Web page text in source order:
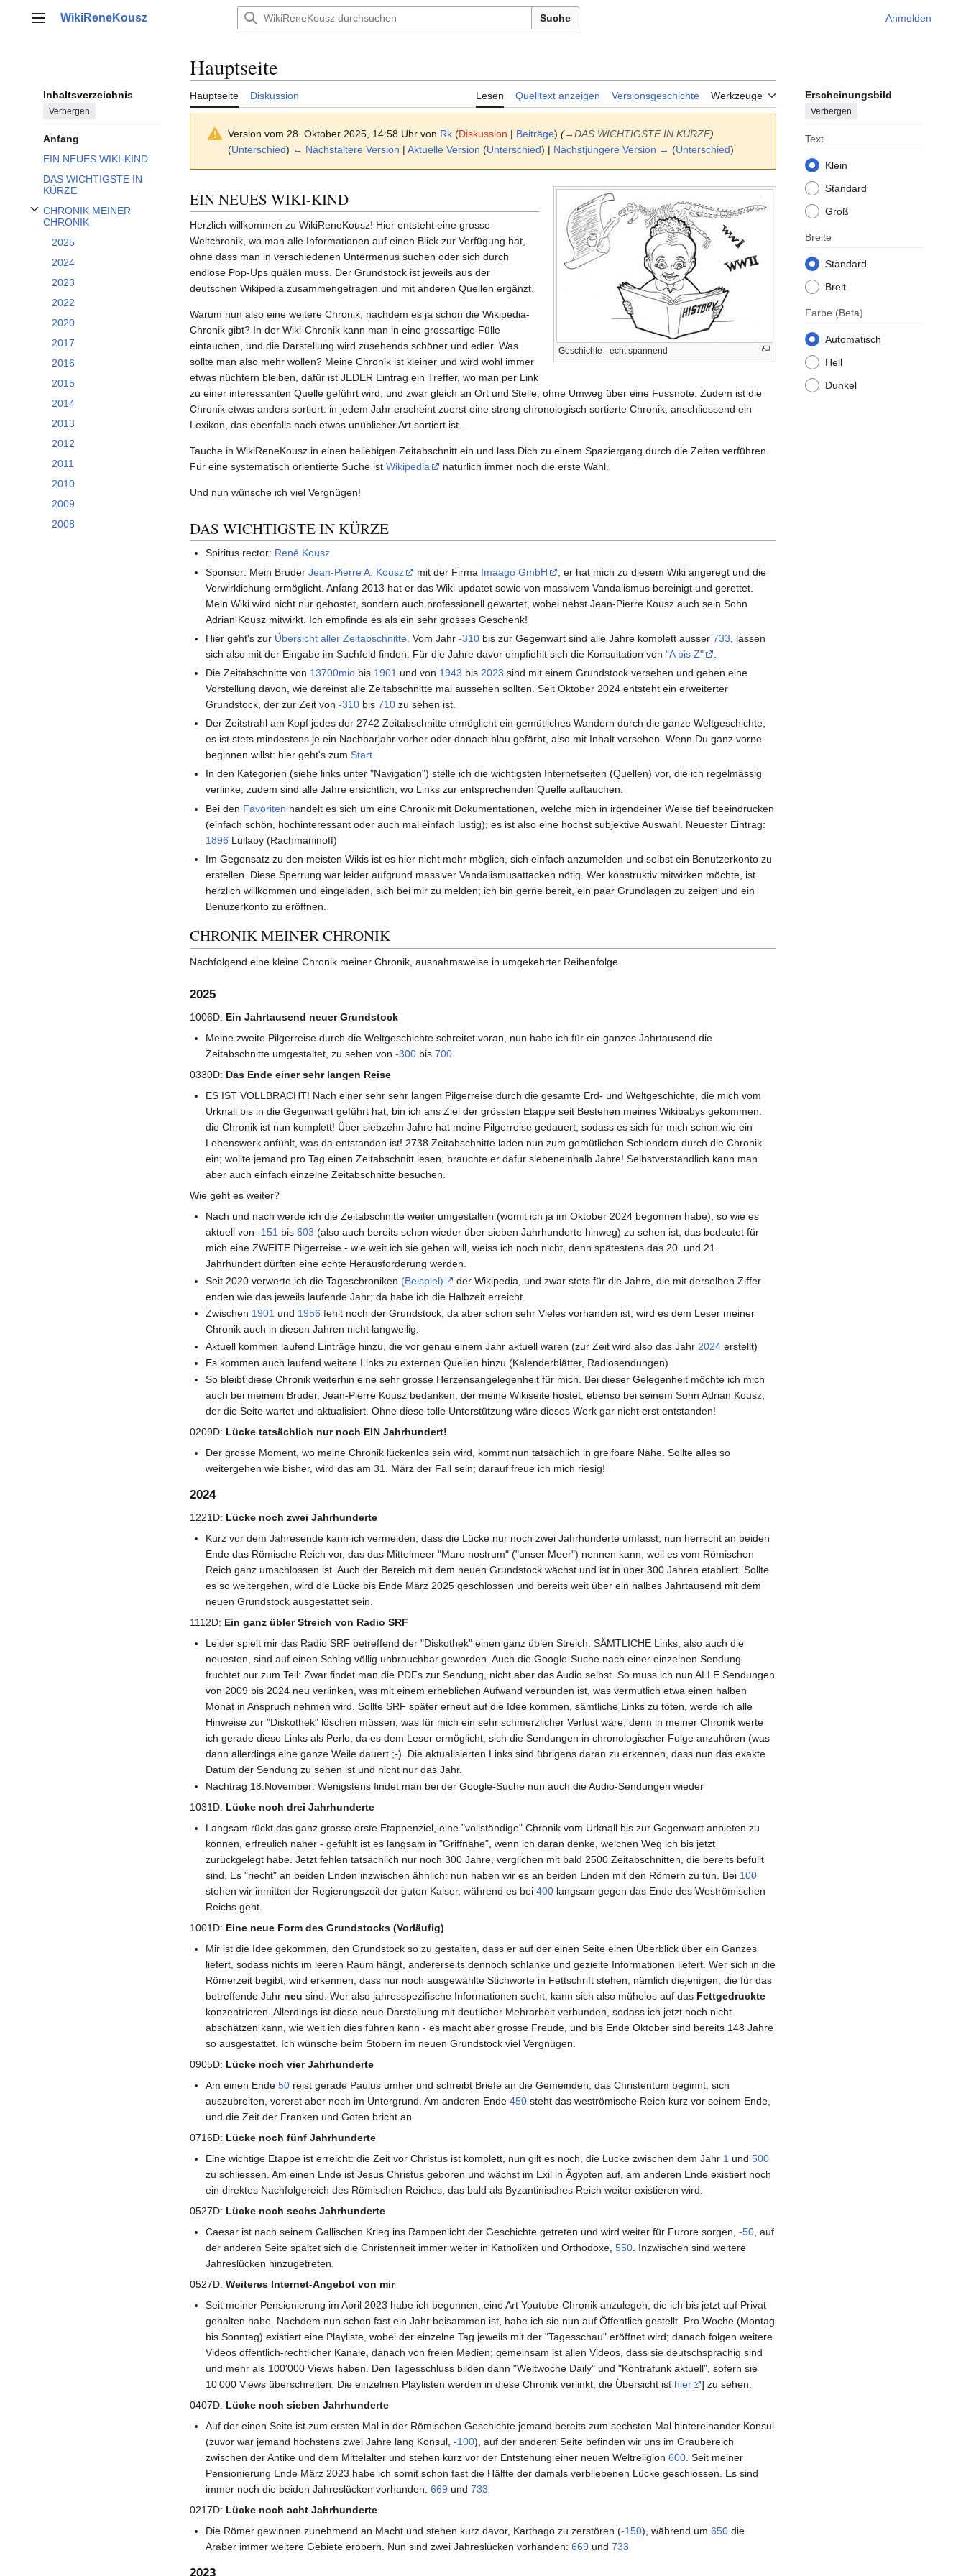
Hauptmenü
WikiReneKousz Suche Anmelden
Inhaltsverzeichnis
Verbergen
Anfang
EIN NEUES WIKI-KIND
DAS WICHTIGSTE IN
KÜRZE
CHRONIK MEINER
CHRONIK
Unterabschnitt CHRONIK MEINER CHRONIK umschalten
2025
2024
2023
2022
2020
2017
2016
2015
2014
2013
2012
2011
2010
2009
2008
Hauptseite
Hauptseite Diskussion Lesen Quelltext anzeigen Versionsgeschichte Werkzeuge Erscheinungsbild
Verbergen
Text
Klein
Standard
Groß
Breite
Standard
Breit
Farbe (Beta)
Automatisch
Hell
Dunkel
Version vom 28. Oktober 2025, 14:58 Uhr von Rk (Diskussion | Beiträge) (→DAS WICHTIGSTE IN KÜRZE)
(Unterschied) ← Nächstältere Version | Aktuelle Version (Unterschied) | Nächstjüngere Version → (Unterschied)
Geschichte - echt spannend
EIN NEUES WIKI-KIND
Herzlich willkommen zu WikiReneKousz! Hier entsteht eine grosse
Weltchronik, wo man alle Informationen auf einen Blick zur Verfügung hat,
ohne dass man in verschiedenen Untermenus suchen oder sich durch
endlose Pop-Ups quälen muss. Der Grundstock ist jeweils aus der
deutschen Wikipedia zusammengetragen und mit anderen Quellen ergänzt.
Warum nun also eine weitere Chronik, nachdem es ja schon die Wikipedia-
Chronik gibt? In der Wiki-Chronik kann man in eine grossartige Fülle
eintauchen, und die Darstellung wird zusehends schöner und edler. Was
sollte man also mehr wollen? Meine Chronik ist kleiner und wird wohl immer
etwas nüchtern bleiben, dafür ist JEDER Eintrag ein Treffer, wo man per Link
zu einer interessanten Quelle geführt wird, und zwar gleich an Ort und Stelle, ohne Umweg über eine Fussnote. Zudem ist die
Chronik etwas anders sortiert: in jedem Jahr erscheint zuerst eine streng chronologisch sortierte Chronik, anschliessend ein
Lexikon, das ebenfalls nach etwas unüblicher Art sortiert ist.
Tauche in WikiReneKousz in einen beliebigen Zeitabschnitt ein und lass Dich zu einem Spaziergang durch die Zeiten verführen.
Für eine systematisch orientierte Suche ist Wikipedia natürlich immer noch die erste Wahl.
Und nun wünsche ich viel Vergnügen!
DAS WICHTIGSTE IN KÜRZE
Spiritus rector: René Kousz
Sponsor: Mein BruderJean-Pierre A. Kousz mit der Firma Imaago GmbH
, er hat mich zu diesem Wiki angeregt und die
Verwirklichung ermöglicht. Anfang 2013 hat er das Wiki updatet sowie von massivem Vandalismus bereinigt und gerettet.
Mein Wiki wird nicht nur gehostet, sondern auch professionell gewartet, wobei nebst Jean-Pierre Kousz auch sein Sohn
Adrian Kousz mitwirkt. Ich empfinde es als ein sehr grosses Geschenk!
Hier geht's zur Übersicht aller Zeitabschnitte . Vom Jahr-310 bis zur Gegenwart sind alle Jahre komplett ausser733 , lassen
sich also mit der Eingabe im Suchfeld finden. Für die Jahre davor empfiehlt sich die Konsultation von"A bis Z"
Die Zeitabschnitte von 13700mio bis 1901 und von 1943 bis 2023 sind mit einem Grundstock versehen und geben eine
Vorstellung davon, wie dereinst alle Zeitabschnitte mal aussehen sollten. Seit Oktober 2024 entsteht ein erweiterter
Grundstock, der zur Zeit von-310 bis710 zu sehen ist.
Der Zeitstrahl am Kopf jedes der 2742 Zeitabschnitte ermöglicht ein gemütliches Wandern durch die ganze Weltgeschichte;
es ist stets mindestens je ein Nachbarjahr vorher oder danach blau gefärbt, also mit Inhalt versehen. Wenn Du ganz vorne
beginnen willst: hier geht's zumStart
In den Kategorien (siehe links unter "Navigation") stelle ich die wichtigsten Internetseiten (Quellen) vor, die ich regelmässig
verlinke, zudem sind alle Jahre ersichtlich, wo Links zur entsprechenden Quelle auftauchen.
Bei den Favoriten handelt es sich um eine Chronik mit Dokumentationen, welche mich in irgendeiner Weise tief beeindrucken
(einfach schön, hochinteressant oder auch mal einfach lustig); es ist also eine höchst subjektive Auswahl. Neuester Eintrag:
1896 Lullaby (Rachmaninoff)
Im Gegensatz zu den meisten Wikis ist es hier nicht mehr möglich, sich einfach anzumelden und selbst ein Benutzerkonto zu
erstellen. Diese Sperrung war leider aufgrund massiver Vandalismusattacken nötig. Wer konstruktiv mitwirken möchte, ist
herzlich willkommen und eingeladen, sich bei mir zu melden; ich bin gerne bereit, ein paar Grundlagen zu zeigen und ein
Benuzerkonto zu eröffnen.
CHRONIK MEINER CHRONIK
Nachfolgend eine kleine Chronik meiner Chronik, ausnahmsweise in umgekehrter Reihenfolge
2025
1006D: Ein Jahrtausend neuer Grundstock
Meine zweite Pilgerreise durch die Weltgeschichte schreitet voran, nun habe ich für ein ganzes Jahrtausend die
Zeitabschnitte umgestaltet, zu sehen von-300 bis700.
0330D: Das Ende einer sehr langen Reise
ES IST VOLLBRACHT! Nach einer sehr sehr langen Pilgerreise durch die gesamte Erd- und Weltgeschichte, die mich vom
Urknall bis in die Gegenwart geführt hat, bin ich ans Ziel der grössten Etappe seit Bestehen meines Wikibabys gekommen:
die Chronik ist nun komplett! Über siebzehn Jahre hat meine Pilgerreise gedauert, sodass es sich für mich schon wie ein
Lebenswerk anfühlt, was da entstanden ist! 2738 Zeitabschnitte laden nun zum gemütlichen Schlendern durch die Chronik
ein; wollte jemand pro Tag einen Zeitabschnitt lesen, bräuchte er dafür siebeneinhalb Jahre! Selbstverständlich kann man
aber auch einfach einzelne Zeitabschnitte besuchen.
Wie geht es weiter?
Nach und nach werde ich die Zeitabschnitte weiter umgestalten (womit ich ja im Oktober 2024 begonnen habe), so wie es
aktuell von-151 bis603 (also auch bereits schon wieder über sieben Jahrhunderte hinweg) zu sehen ist; das bedeutet für
mich eine ZWEITE Pilgerreise - wie weit ich sie gehen will, weiss ich noch nicht, denn spätestens das 20. und 21.
Jahrhundert dürften eine echte Herausforderung werden.
Seit 2020 verwerte ich die Tageschroniken (Beispiel)
der Wikipedia, und zwar stets für die Jahre, die mit derselben Ziffer
enden wie das jeweils laufende Jahr; da habe ich die Halbzeit erreicht.
Zwischen 1901 und 1956 fehlt noch der Grundstock; da aber schon sehr Vieles vorhanden ist, wird es dem Leser meiner
Chronik auch in diesen Jahren nicht langweilig.
Aktuell kommen laufend Einträge hinzu, die vor genau einem Jahr aktuell waren (zur Zeit wird also das Jahr 2024 erstellt)
Es kommen auch laufend weitere Links zu externen Quellen hinzu (Kalenderblätter, Radiosendungen)
So bleibt diese Chronik weiterhin eine sehr grosse Herzensangelegenheit für mich. Bei dieser Gelegenheit möchte ich mich
auch bei meinem Bruder, Jean-Pierre Kousz bedanken, der meine Wikiseite hostet, ebenso bei seinem Sohn Adrian Kousz,
der die Seite wartet und aktualisiert. Ohne diese tolle Unterstützung wäre dieses Werk gar nicht erst entstanden!
0209D: Lücke tatsächlich nur noch EIN Jahrhundert!
Der grosse Moment, wo meine Chronik lückenlos sein wird, kommt nun tatsächlich in greifbare Nähe. Sollte alles so
weitergehen wie bisher, wird das am 31. März der Fall sein; darauf freue ich mich riesig!
2024
1221D: Lücke noch zwei Jahrhunderte
Kurz vor dem Jahresende kann ich vermelden, dass die Lücke nur noch zwei Jahrhunderte umfasst; nun herrscht an beiden
Ende das Römische Reich vor, das das Mittelmeer "Mare nostrum" ("unser Meer") nennen kann, weil es vom Römischen
Reich ganz umschlossen ist. Auch der Bereich mit dem neuen Grundstock wächst und ist in über 300 Jahren etabliert. Sollte
es so weitergehen, wird die Lücke bis Ende März 2025 geschlossen und bereits weit über ein halbes Jahrtausend mit dem
neuen Grundstock ausgestattet sein.
1112D: Ein ganz übler Streich von Radio SRF
Leider spielt mir das Radio SRF betreffend der "Diskothek" einen ganz üblen Streich: SÄMTLICHE Links, also auch die
neuesten, sind auf einen Schlag völlig unbrauchbar geworden. Auch die Google-Suche nach einer einzelnen Sendung
fruchtet nur zum Teil: Zwar findet man die PDFs zur Sendung, nicht aber das Audio selbst. So muss ich nun ALLE Sendungen
von 2009 bis 2024 neu verlinken, was mit einem erheblichen Aufwand verbunden ist, was vermutlich etwa einen halben
Monat in Anspruch nehmen wird. Sollte SRF später erneut auf die Idee kommen, sämtliche Links zu töten, werde ich alle
Hinweise zur "Diskothek" löschen müssen, was für mich ein sehr schmerzlicher Verlust wäre, denn in meiner Chronik werte
ich gerade diese Links als Perle, da es dem Leser ermöglicht, sich die Sendungen in chronologischer Folge anzuhören (was
dann allerdings eine ganze Weile dauert ;-). Die aktualisierten Links sind übrigens daran zu erkennen, dass nun das exakte
Datum der Sendung zu sehen ist und nicht nur das Jahr.
Nachtrag 18.November: Wenigstens findet man bei der Google-Suche nun auch die Audio-Sendungen wieder
1031D: Lücke noch drei Jahrhunderte
Langsam rückt das ganz grosse erste Etappenziel, eine "vollständige" Chronik vom Urknall bis zur Gegenwart anbieten zu
können, erfreulich näher - gefühlt ist es langsam in "Griffnähe", wenn ich daran denke, welchen Weg ich bis jetzt
zurückgelegt habe. Jetzt fehlen tatsächlich nur noch 300 Jahre, verglichen mit bald 2500 Zeitabschnitten, die bereits befüllt
sind. Es "riecht" an beiden Enden inzwischen ähnlich: nun haben wir es an beiden Enden mit den Römern zu tun. Bei 100
stehen wir inmitten der Regierungszeit der guten Kaiser, während es bei400 langsam gegen das Ende des Weströmischen
Reichs geht.
1001D: Eine neue Form des Grundstocks (Vorläufig)
Mir ist die Idee gekommen, den Grundstock so zu gestalten, dass er auf der einen Seite einen Überblick über ein Ganzes
liefert, sodass nichts im leeren Raum hängt, andererseits dennoch schlanke und gezielte Informationen liefert. Wer sich in die
Römerzeit begibt, wird erkennen, dass nur noch ausgewählte Stichworte in Fettschrift stehen, nämlich diejenigen, die für das
betreffende Jahr neu sind. Wer also jahresspezifische Informationen sucht, kann sich also mühelos auf das Fettgedruckte
konzentrieren. Allerdings ist diese neue Darstellung mit deutlicher Mehrarbeit verbunden, sodass ich jetzt noch nicht
abschätzen kann, wie weit ich dies führen kann - es macht aber grosse Freude, und bis Ende Oktober sind bereits 148 Jahre
so ausgestattet. Ich wünsche beim Stöbern im neuen Grundstock viel Vergnügen.
0905D: Lücke noch vier Jahrhunderte
Am einen Ende50 reist gerade Paulus umher und schreibt Briefe an die Gemeinden; das Christentum beginnt, sich
auszubreiten, vorerst aber noch im Untergrund. Am anderen Ende450 steht das weströmische Reich kurz vor seinem Ende,
und die Zeit der Franken und Goten bricht an.
0716D: Lücke noch fünf Jahrhunderte
Eine wichtige Etappe ist erreicht: die Zeit vor Christus ist komplett, nun gilt es noch, die Lücke zwischen dem Jahr 1 und500
zu schliessen. Am einen Ende ist Jesus Christus geboren und wächst im Exil in Ägypten auf, am anderen Ende existiert noch
ein direktes Nachfolgereich des Römischen Reiches, das bald als Byzantinisches Reich weiter existieren wird.
0527D: Lücke noch sechs Jahrhunderte
Caesar ist nach seinem Gallischen Krieg ins Rampenlicht der Geschichte getreten und wird weiter für Furore sorgen,-50, auf
der anderen Seite spaltet sich die Christenheit immer weiter in Katholiken und Orthodoxe,550. Inzwischen sind weitere
Jahreslücken hinzugetreten.
0527D: Weiteres Internet-Angebot von mir
Seit meiner Pensionierung im April 2023 habe ich begonnen, eine Art Youtube-Chronik anzulegen, die ich bis jetzt auf Privat
gehalten habe. Nachdem nun schon fast ein Jahr beisammen ist, habe ich sie nun auf Öffentlich gestellt. Pro Woche (Montag
bis Sonntag) existiert eine Playliste, wobei der einzelne Tag jeweils mit der "Tagesschau" eröffnet wird; danach folgen weitere
Videos öffentlich-rechtlicher Kanäle, danach von freien Medien; gemeinsam ist allen Videos, dass sie deutschsprachig sind
und mehr als 100'000 Views haben. Den Tagesschluss bilden dann "Weltwoche Daily" und "Kontrafunk aktuell", sofern sie
10'000 Views überschreiten. Die einzelnen Playlisten werden in diese Chronik verlinkt, die Übersicht ist hier
] zu sehen.
0407D: Lücke noch sieben Jahrhunderte
Auf der einen Seite ist zum ersten Mal in der Römischen Geschichte jemand bereits zum sechsten Mal hintereinander Konsul
(zuvor war jemand höchstens zwei Jahre lang Konsul,-100), auf der anderen Seite befinden wir uns im Graubereich
zwischen der Antike und dem Mittelalter und stehen kurz vor der Entstehung einer neuen Weltreligion600. Seit meiner
Pensionierung Ende März 2023 habe ich somit schon fast die Hälfte der damals verbliebenen Lücke geschlossen. Es sind
immer noch die beiden Jahreslücken vorhanden:669 und733
0217D: Lücke noch acht Jahrhunderte
Die Römer gewinnen zunehmend an Macht und stehen kurz davor, Karthago zu zerstören (-150), während um650 die
Araber immer weitere Gebiete erobern. Nun sind zwei Jahreslücken vorhanden:669 und733
2023